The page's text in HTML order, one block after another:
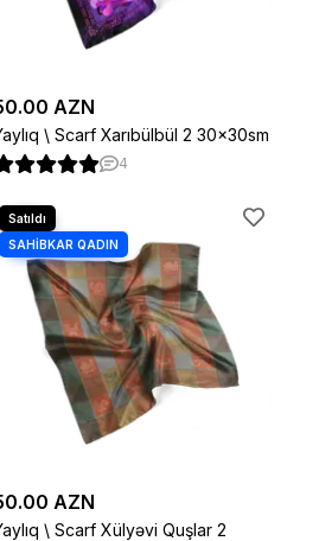
AZN
Yaylıq \ Scarf Xarıbülbül 2 30×30sm
4
AZN
Yaylıq \ Scarf Xülyəvi Quşlar 2